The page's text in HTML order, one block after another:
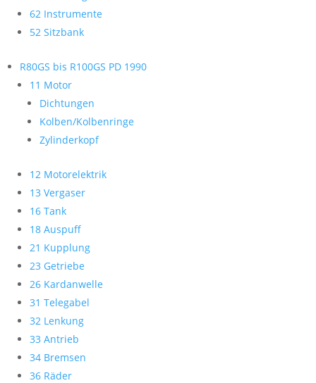
62 Instrumente
52 Sitzbank
R80GS bis R100GS PD 1990
11 Motor
Dichtungen
Kolben/Kolbenringe
Zylinderkopf
12 Motorelektrik
13 Vergaser
16 Tank
18 Auspuff
21 Kupplung
23 Getriebe
26 Kardanwelle
31 Telegabel
32 Lenkung
33 Antrieb
34 Bremsen
36 Räder